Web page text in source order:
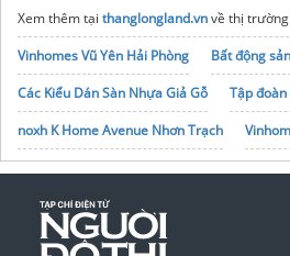
Xem thêm tại thanglongland.vnvề thị
Vinhomes Vũ Yên Hải Phòng
Bất động sản
Các Kiểu Dán Sàn Nhựa Giả Gỗ
Tập
noxh K Home Avenue Nhơn Trạch